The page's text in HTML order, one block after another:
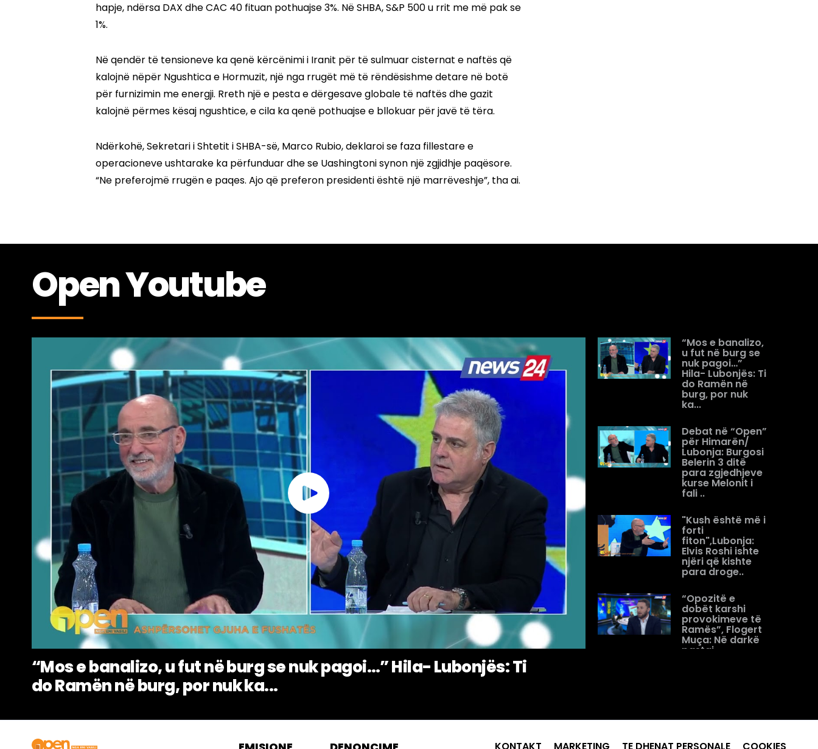
hapje, ndërsa DAX dhe CAC 40 fituan pothuajse 3%. Në SHBA, S&P 500 u rrit me më pak se
1%.
Në qendër të tensioneve ka qenë kërcënimi i Iranit për të sulmuar cisternat e naftës që
kalojnë nëpër Ngushtica e Hormuzit, një nga rrugët më të rëndësishme detare në botë
për furnizimin me energji. Rreth një e pesta e dërgesave globale të naftës dhe gazit
kalojnë përmes kësaj ngushtice, e cila ka qenë pothuajse e bllokuar për javë të tëra.
Ndërkohë, Sekretari i Shtetit i SHBA-së, Marco Rubio, deklaroi se faza fillestare e
operacioneve ushtarake ka përfunduar dhe se Uashingtoni synon një zgjidhje paqësore.
“Ne preferojmë rrugën e paqes. Ajo që preferon presidenti është një marrëveshje”, tha ai.
Open Youtube
“Mos e banalizo, u fut në burg se nuk pagoi…” Hila- Lubonjës: Ti
do Ramën në burg, por nuk ka...
“Mos e banalizo,
u fut në burg se
nuk pagoi…”
Hila- Lubonjës: Ti
do Ramën në
burg, por nuk
ka...
Debat në “Open”
për Himarën/
Lubonja: Burgosi
Belerin 3 ditë
para zgjedhjeve
kurse Melonit i
fali ..
"Kush është më i
forti
fiton",Lubonja:
Elvis Roshi ishte
njëri që kishte
para droge..
“Opozitë e
dobët karshi
provokimeve të
Ramës”, Flogert
Muça: Në darkë
pastaj
gjuhën e Ramës/
KONTAKT MARKETING TE DHENAT PERSONALE COOKIES